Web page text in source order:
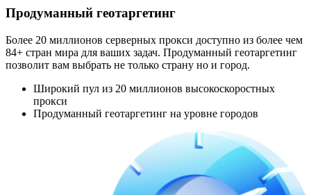
Продуманный геотаргетинг
Более 20 миллионов серверных прокси доступно из более чем
84+ стран мира для ваших задач. Продуманный геотаргетинг
позволит вам выбрать не только страну но и город.
Широкий пул из 20 миллионов высокоскоростных
прокси
Продуманный геотаргетинг на уровне городов